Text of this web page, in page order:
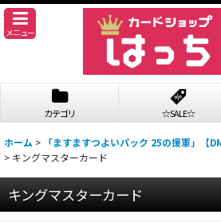
メニュー
カテゴリ ☆SALE☆
ホーム > 「ますますつよいパック 25の援軍」【
> キングマスターカード
キングマスターカード